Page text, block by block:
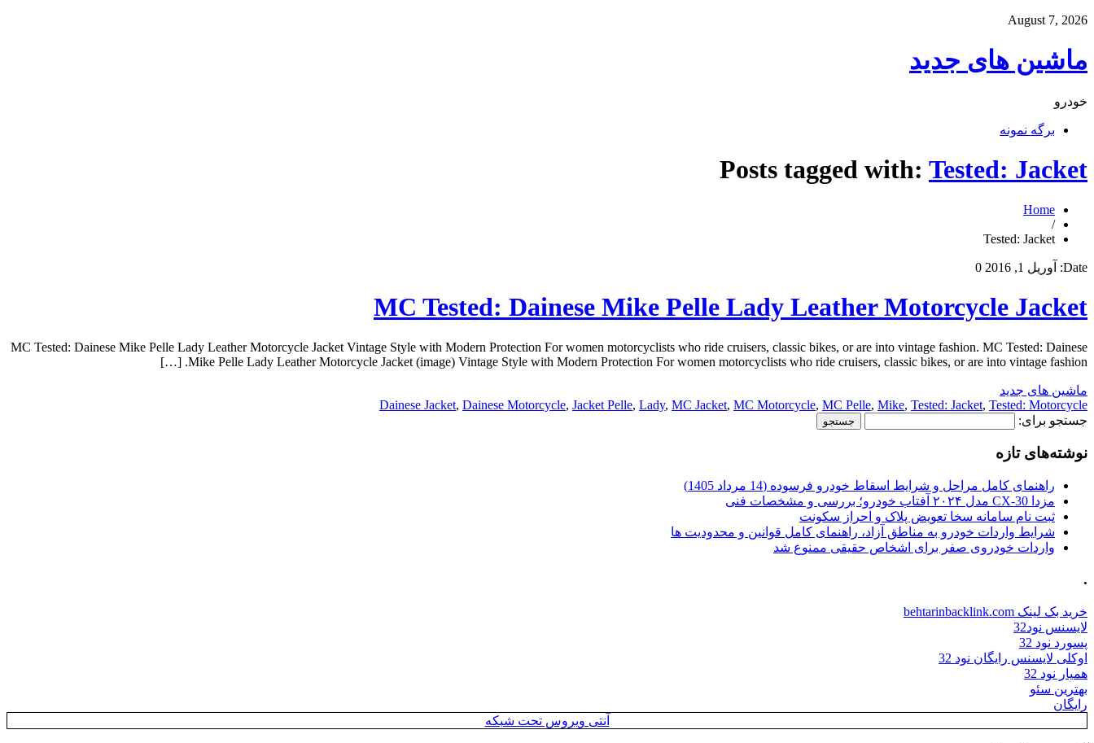
August 7, 2026
ماشین های جدید
خودرو
برگه نمونه
Posts tagged with: Tested: Jacket
Home
/
Tested: Jacket
Date: آوریل 1, 2016 0
MC Tested: Dainese Mike Pelle Lady Leather Motorcycle Jacket
MC Tested: Dainese Mike Pelle Lady Leather Motorcycle Jacket Vintage Style with Modern Protection For women motorcyclists who ride cruisers, classic bikes, or are into vintage fashion. MC Tested: Dainese
Mike Pelle Lady Leather Motorcycle Jacket (image) Vintage Style with Modern Protection For women motorcyclists who ride cruisers, classic bikes, or are into vintage fashion. […]
ماشین های جدید
Dainese Jacket, Dainese Motorcycle, Jacket Pelle, Lady, MC Jacket, MC Motorcycle, MC Pelle, Mike, Tested: Jacket, Tested: Motorcycle
جستجو برای:
نوشته‌های تازه
راهنمای کامل مراحل و شرایط اسقاط خودرو فرسوده (14 مرداد 1405)
مزدا CX-30 مدل ۲۰۲۴ آفتاب خودرو؛ بررسی و مشخصات فنی
ثبت نام سامانه سخا تعویض پلاک و احراز سکونت
شرایط واردات خودرو به مناطق آزاد، راهنمای کامل قوانین و محدودیت ها
واردات خودروی صفر برای اشخاص حقیقی ممنوع شد
.
خرید بک لینک behtarinbacklink.com
لایسنس نود32
پسورد نود 32
اوکلی لایسنس رایگان نود 32
همیار نود 32
بهترین سئو
رایگان
آنتی ویروس تحت شبکه